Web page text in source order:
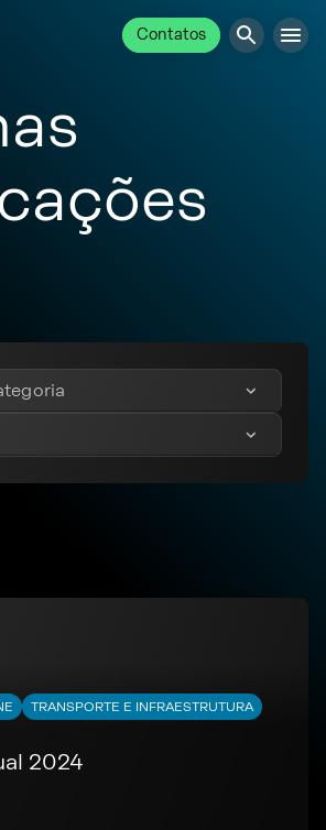
Contatos
TRANSPORTE E INFRAESTRUTURA
2024